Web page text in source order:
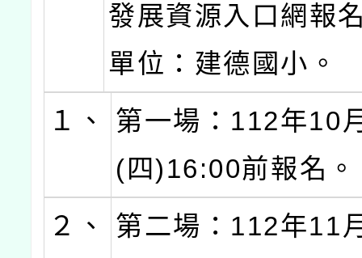
發展資源入口網報
單位：建德國小。
１、
第一場：112年10
(四)16:00前報名。
２、
第二場：112年11